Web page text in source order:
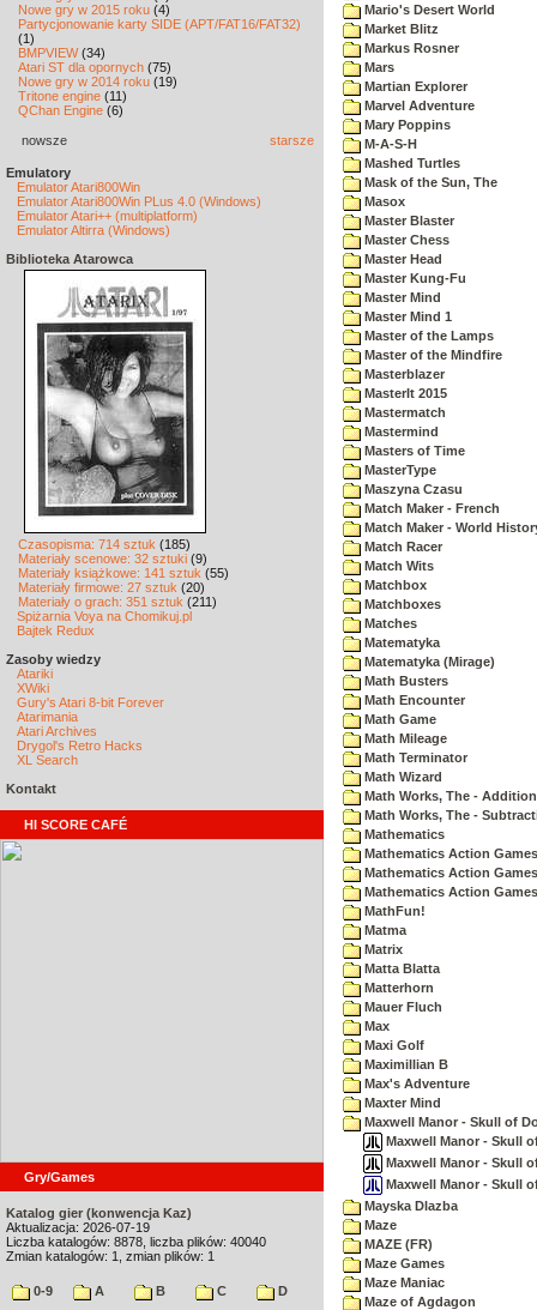
Nowe gry w 2015 roku (4)
Partycjonowanie karty SIDE (APT/FAT16/FAT32)
(1)
BMPVIEW(34)
Atari ST dla opornych (75)
Nowe gry w 2014 roku (19)
Tritone engine (11)
QChan Engine (6)
nowsze starsze
Emulatory
Emulator Atari800Win
Emulator Atari800Win PLus 4.0 (Windows)
Emulator Atari++ (multiplatform)
Emulator Altirra (Windows)
Biblioteka Atarowca
Czasopisma: 714 sztuk (185)
Materiały scenowe: 32 sztuki (9)
Materiały książkowe: 141 sztuk (55)
Materiały firmowe: 27 sztuk (20)
Materiały o grach: 351 sztuk (211)
Spiżarnia Voya na Chomikuj.pl
Bajtek Redux
Zasoby wiedzy
Atariki
XWiki
Gury's Atari 8-bit Forever
Atarimania
Atari Archives
Drygol's Retro Hacks
XL Search
Kontakt
HI SCORE CAFÉ
Gry/Games
Katalog gier (konwencja Kaz)
Aktualizacja: 2026-07-19
Liczba katalogów: 8878, liczba plików: 40040
Zmian katalogów: 1, zmian plików: 1
0-9 A B C
D
Mario's Desert World
Market Blitz
Markus Rosner
Mars
Martian Explorer
Marvel Adventure
Mary Poppins
M-A-S-H
Mashed Turtles
Mask of the Sun, The
Masox
Master Blaster
Master Chess
Master Head
Master Kung-Fu
Master Mind
Master Mind 1
Master of the Lamps
Master of the Mindfire
Masterblazer
MasterIt 2015
Mastermatch
Mastermind
Masters of Time
MasterType
Maszyna Czasu
Match Maker - French
Match Maker - World
Match Racer
Match Wits
Matchbox
Matchboxes
Matches
Matematyka
Matematyka (Mirage)
Math Busters
Math Encounter
Math Game
Math Mileage
Math Terminator
Math Wizard
Math Works, The - Addition
Math Works, The -
Mathematics
Mathematics Action
Mathematics Action
Mathematics Action
MathFun!
Matma
Matrix
Matta Blatta
Matterhorn
Mauer Fluch
Max
Maxi Golf
Maximillian B
Max's Adventure
Maxter Mind
Maxwell Manor - Skull of
Maxwell Manor - Skull
Maxwell Manor - Skull
Maxwell Manor - Skull
Mayska Dlazba
Maze
MAZE (FR)
Maze Games
Maze Maniac
Maze of Agdagon